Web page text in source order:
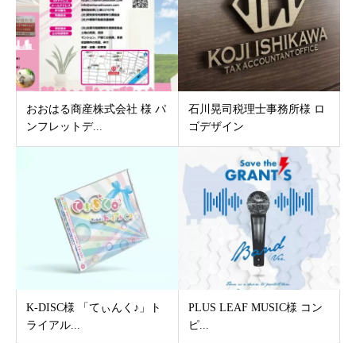
おおはる商産株式会社 様 パ
ンフレットデ...
石川晃司税理士事務所様 ロ
ゴデザイン
K-DISC様 「てぃんく♪」ト
ライアル...
PLUS LEAF MUSIC様 コン
ピ...